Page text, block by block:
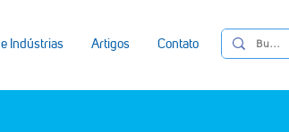
Indústrias Artigos Contato